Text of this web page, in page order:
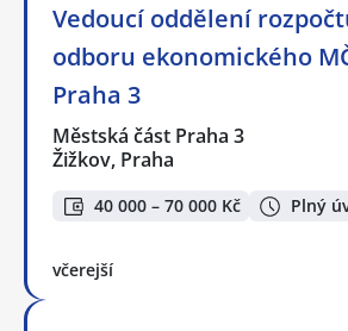
Vedoucí oddělení
odboru ekonomického
Praha 3
Městská část Praha 3
Žižkov, Praha
40 000 – 70 000 Kč Plný
včerejší